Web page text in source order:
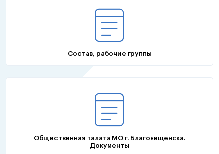
Состав, рабочие группы
Общественная палата МО г. Благовещенска.
Документы